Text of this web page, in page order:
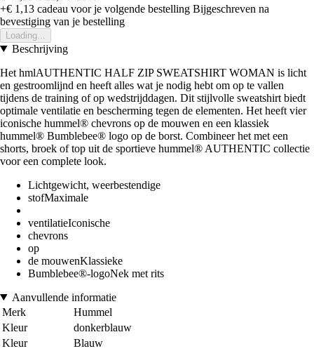
+€ 1,13 cadeau voor je volgende bestelling Bijgeschreven na
bevestiging van je bestelling
Loading...
Beschrijving
Het hmlAUTHENTIC HALF ZIP SWEATSHIRT WOMAN is licht
en gestroomlijnd en heeft alles wat je nodig hebt om op te vallen
tijdens de training of op wedstrijddagen. Dit stijlvolle sweatshirt biedt
optimale ventilatie en bescherming tegen de elementen. Het heeft vier
iconische hummel® chevrons op de mouwen en een klassiek
hummel® Bumblebee® logo op de borst. Combineer het met een
shorts, broek of top uit de sportieve hummel® AUTHENTIC collectie
voor een complete look.
Lichtgewicht, weerbestendige
stofMaximale
ventilatieIconische
chevrons
op
de mouwenKlassieke
Bumblebee®-logoNek met rits
Aanvullende informatie
Merk
Hummel
Kleur
donkerblauw
Kleur
Blauw